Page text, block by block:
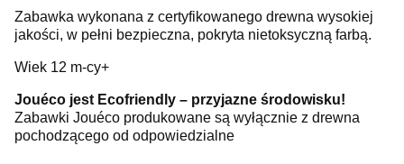
Zabawka wykonana z certyfikowanego drewna wysokiej
jakości, w pełni bezpieczna, pokryta nietoksyczną farbą.
Wiek 12 m-cy+
Jouéco jest Ecofriendly – przyjazne środowisku!
Zabawki Jouéco produkowane są wyłącznie z drewna
pochodzącego od odpowiedzialne